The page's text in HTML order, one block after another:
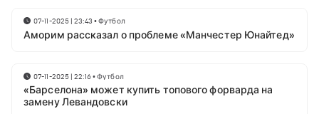
07-11-2025 | 23:43 •Футбол
Аморим рассказал о проблеме «Манчестер Юнайтед»
07-11-2025 | 22:16•Футбол
«Барселона» может купить топового форварда на
замену Левандовски